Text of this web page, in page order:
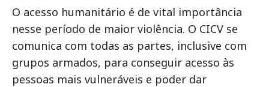
O acesso humanitário é de vital importância
nesse período de maior violência. O CICV se
comunica com todas as partes, inclusive com
grupos armados, para conseguir acesso às
pessoas mais vulneráveis e poder dar